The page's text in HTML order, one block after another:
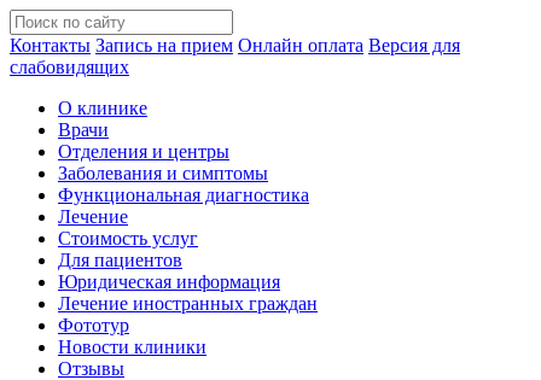
Контакты Запись на прием Онлайн оплата Версия для
слабовидящих
О клинике
Врачи
Отделения и центры
Заболевания и симптомы
Функциональная диагностика
Лечение
Стоимость услуг
Для пациентов
Юридическая информация
Лечение иностранных граждан
Фототур
Новости клиники
Отзывы